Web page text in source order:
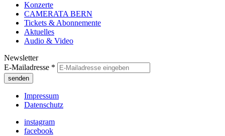
Konzerte
CAMERATA BERN
Tickets & Abonnemente
Aktuelles
Audio & Video
Newsletter
E-Mailadresse *
Impressum
Datenschutz
instagram
facebook